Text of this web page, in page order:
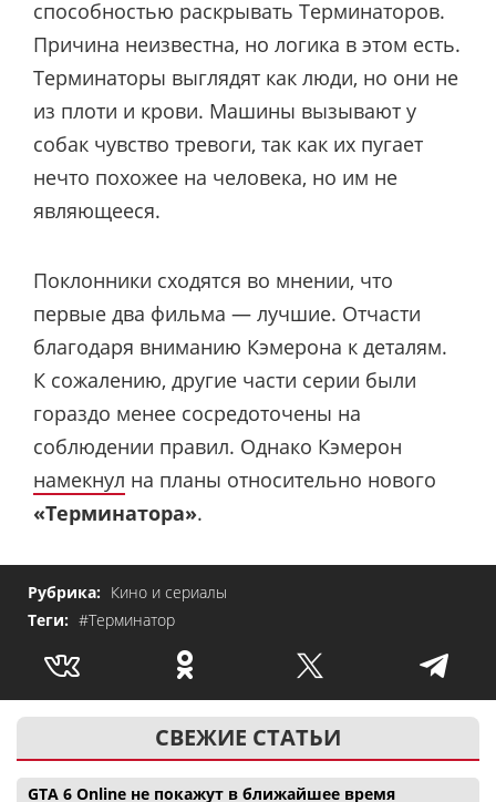
способностью раскрывать Терминаторов.
Причина неизвестна, но логика в этом есть.
Терминаторы выглядят как люди, но они не
из плоти и крови. Машины вызывают у
собак чувство тревоги, так как их пугает
нечто похожее на человека, но им не
являющееся.
Поклонники сходятся во мнении, что
первые два фильма — лучшие. Отчасти
благодаря вниманию Кэмерона к деталям.
К сожалению, другие части серии были
гораздо менее сосредоточены на
соблюдении правил. Однако Кэмерон
намекнул на планы относительно нового
«Терминатора».
Рубрика: Кино и сериалы
Теги: #Терминатор
СВЕЖИЕ СТАТЬИ
GTA 6 Online не покажут в ближайшее время